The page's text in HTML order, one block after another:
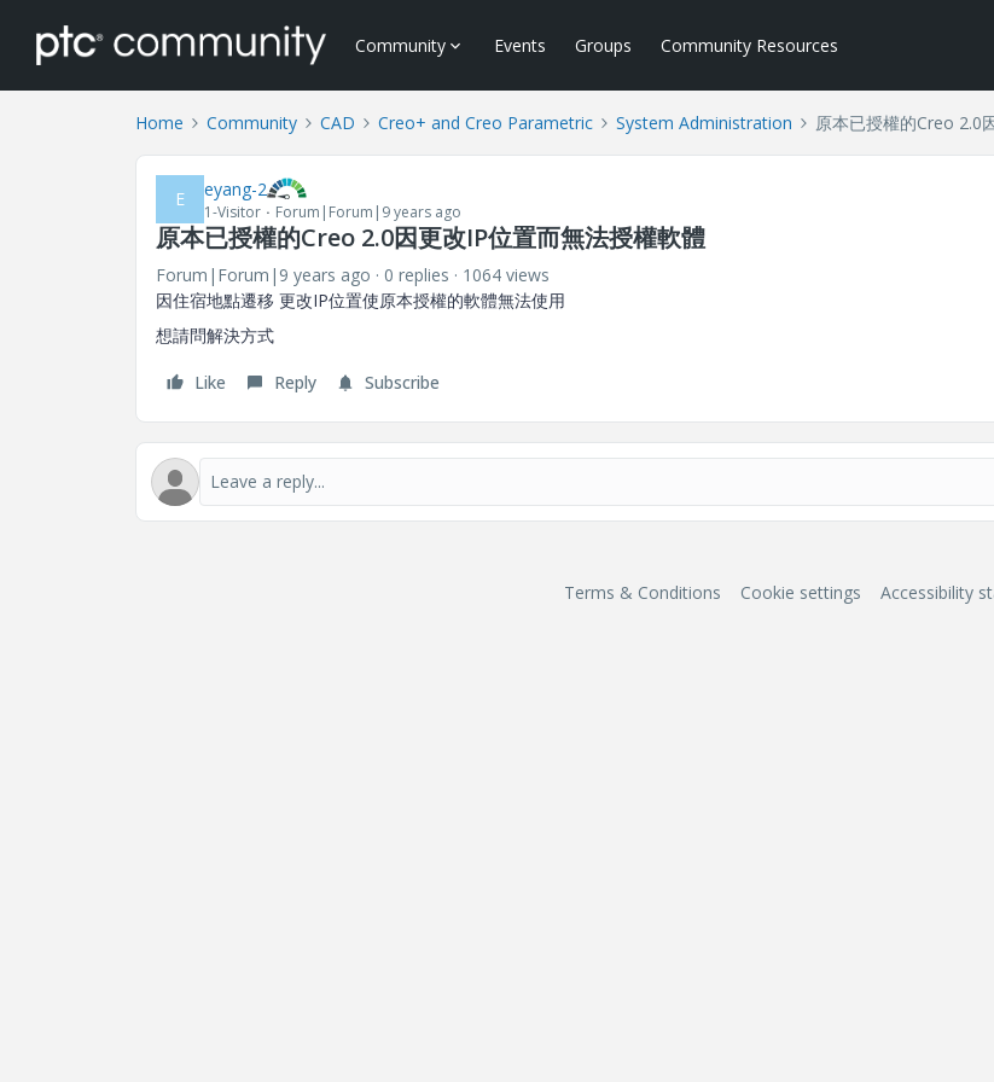
Community Events Groups Community Resources
Home Community CAD Creo+ and Creo Parametric System Administration 原本已授權的Creo 2.0
E eyang-2
1-Visitor Forum|Forum|9 years ago
原本已授權的Creo 2.0因更改IP位置而無法授權軟體
Forum|Forum|9 years ago 0 replies
1064 views
因住宿地點遷移 更改IP位置使原本授權的軟體無法使用
想請問解決方式
Like Reply Subscribe
Terms & Conditions Cookie settings Accessibility